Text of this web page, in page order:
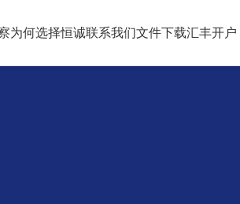
为何选择恒诚联系我们文件下载汇丰开户